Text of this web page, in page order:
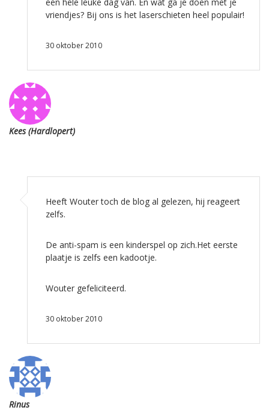
vriendjes? Bij ons is het laserschieten heel populair!
30 oktober 2010
Kees (Hardlopert)
Heeft Wouter toch de blog al gelezen, hij reageert
zelfs.
De anti-spam is een kinderspel op zich.Het eerste
plaatje is zelfs een kadootje.
Wouter gefeliciteerd.
30 oktober 2010
Rinus